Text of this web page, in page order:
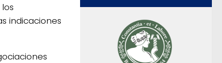
indicaciones